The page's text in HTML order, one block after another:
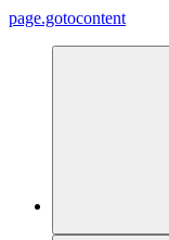
page.gotocontent